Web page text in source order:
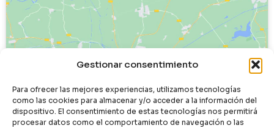
Gestionar consentimiento
Para ofrecer las mejores experiencias, utilizamos tecnologías
como las cookies para almacenar y/o acceder a la información del
dispositivo. El consentimiento de estas tecnologías nos permitirá
procesar datos como el comportamiento de navegación o las
Haz clic para aceptar cookies de